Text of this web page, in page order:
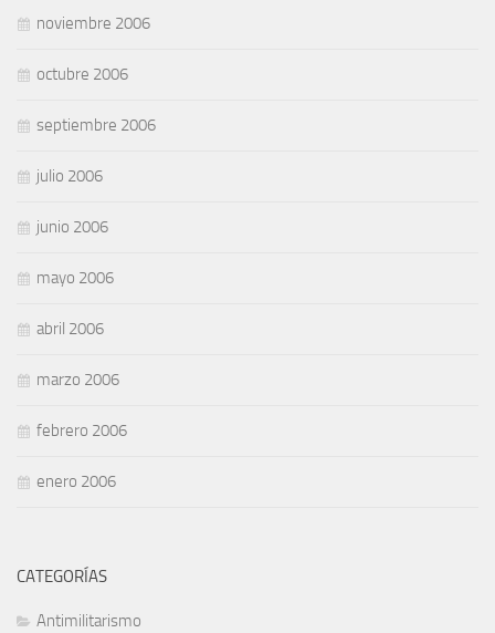
noviembre 2006
octubre 2006
septiembre 2006
julio 2006
junio 2006
mayo 2006
abril 2006
marzo 2006
febrero 2006
enero 2006
CATEGORÍAS
Antimilitarismo